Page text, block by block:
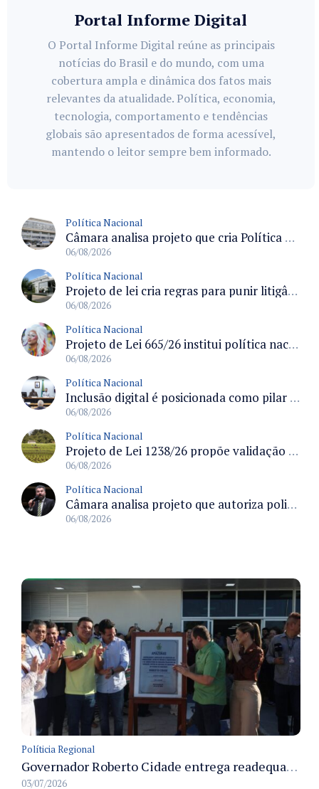
Portal Informe Digital
O Portal Informe Digital reúne as principais
notícias do Brasil e do mundo, com uma
cobertura ampla e dinâmica dos fatos mais
relevantes da atualidade. Política, economia,
tecnologia, comportamento e tendências
globais são apresentados de forma acessível,
mantendo o leitor sempre bem informado.
Política Nacional
Câmara analisa projeto que cria Política Nacional de Qualificação e Valorização da Preceptoria na Residência Médica
06/08/2026
Política Nacional
Projeto de lei cria regras para punir litigância abusiva reversa e integrar sistemas do Judiciário
06/08/2026
Política Nacional
Projeto de Lei 665/26 institui política nacional para prevenção ao transfeminicídio e prevê medidas de proteção e reparação
06/08/2026
Política Nacional
Inclusão digital é posicionada como pilar essencial da reurbanização de favelas e periferias
06/08/2026
Política Nacional
Projeto de Lei 1238/26 propõe validação automática do Cadastro Ambiental Rural para imóveis de até quatro módulos fiscais
06/08/2026
Política Nacional
Câmara analisa projeto que autoriza policiais civis embarcarem armados em aeronaves civis mediante regras
06/08/2026
Políticia Regional
Governador Roberto Cidade entrega readequação do ambulatório da FCecon e amplia capacidade de atendimento oncológico em Manaus
03/07/2026